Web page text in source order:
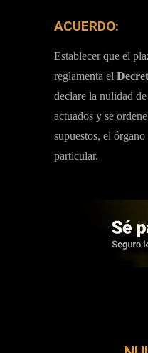
ACUERDO:
Establecer que el
reglamenta el
declare la nulidad
actuados y se
supuestos, el
particular.